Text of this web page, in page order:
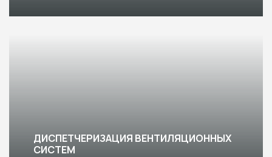
ДИСПЕТЧЕРИЗАЦИЯ ВЕНТИЛЯЦИОННЫХ
СИСТЕМ